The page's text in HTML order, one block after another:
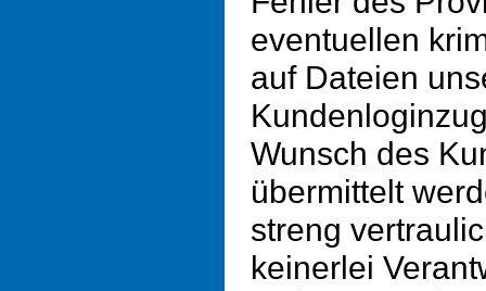
eventuellen
auf Dateien
Wunsch des
übermittelt
streng
keinerlei